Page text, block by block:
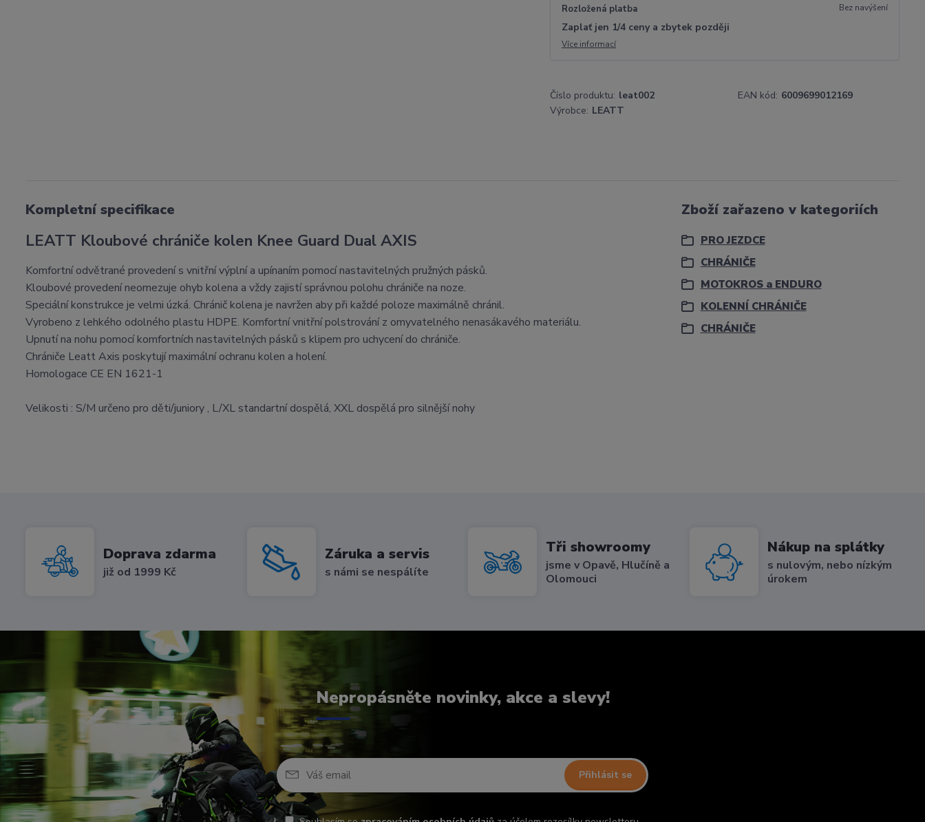
Rozložená platba Bez navýšení
Zaplať jen 1/4 ceny a zbytek později
Více informací
Číslo produktu: leat002 EAN kód: 6009699012169
Výrobce: LEATT
Kompletní specifikace
LEATT Kloubové chrániče kolen Knee Guard Dual AXIS
Komfortní odvětrané provedení s vnitřní výplní a upínaním pomocí nastavitelných pružných pásků.
Kloubové provedení neomezuje ohyb kolena a vždy zajistí správnou polohu chrániče na noze.
Speciální konstrukce je velmi úzká. Chránič kolena je navržen aby při každé poloze maximálně chránil.
Vyrobeno z lehkého odolného plastu HDPE. Komfortní vnitřní polstrování z omyvatelného nenasákavého materiálu.
Upnutí na nohu pomocí komfortních nastavitelných pásků s klipem pro uchycení do chrániče.
Chrániče Leatt Axis poskytují maximální ochranu kolen a holení.
Homologace CE EN 1621-1
Velikosti : S/M určeno pro děti/juniory , L/XL standartní dospělá, XXL dospělá pro silnější nohy
Zboží zařazeno v kategoriích
PRO JEZDCE
CHRÁNIČE
MOTOKROS a ENDURO
KOLENNÍ CHRÁNIČE
CHRÁNIČE
Doprava zdarma
již od 1999 Kč
Záruka a servis
s námi se nespálíte
Tři showroomy
jsme v Opavě, Hlučíně a
Olomouci
Nákup na splátky
s nulovým, nebo nízkým
úrokem
Nepropásněte novinky, akce a slevy!
Přihlásit se